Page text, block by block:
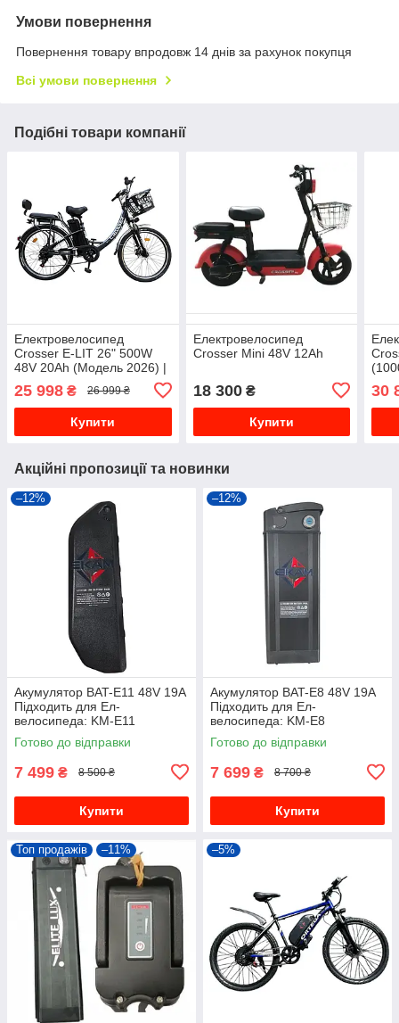
Умови повернення
Повернення товару впродовж 14 днів за рахунок покупця
Всі умови повернення
Подібні товари компанії
Електровелосипед
Crosser E-LIT 26" 500W
48V 20Ah (Модель 2026) |
електровелосипед з
кошиком
25 998 ₴ 26 999 ₴
Купити
Електровелосипед
Crosser Mini 48V 12Ah
18 300₴
Купити
30
Акційні пропозиції та новинки
–12%
Акумулятор BAT-E11 48V 19A
Підходить для Ел-
велосипеда: KM-E11
Готово до відправки
7 499 ₴ 8 500 ₴
Купити
–12%
Акумулятор BAT-E8 48V 19A
Підходить для Ел-
велосипеда: KM-E8
Готово до відправки
7 699 ₴ 8 700 ₴
Купити
Топ продажів –11% –5%